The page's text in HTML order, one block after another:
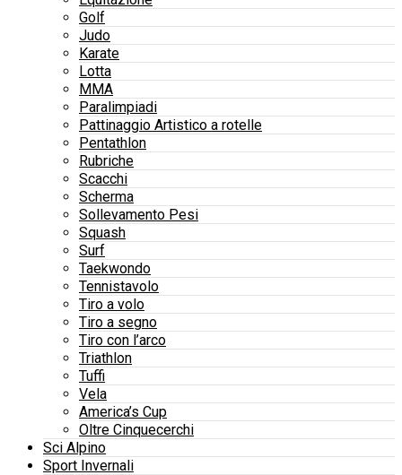
Golf
Judo
Karate
Lotta
MMA
Paralimpiadi
Pattinaggio Artistico a rotelle
Pentathlon
Rubriche
Scacchi
Scherma
Sollevamento Pesi
Squash
Surf
Taekwondo
Tennistavolo
Tiro a volo
Tiro a segno
Tiro con l’arco
Triathlon
Tuffi
Vela
America’s Cup
Oltre Cinquecerchi
Sci Alpino
Sport Invernali